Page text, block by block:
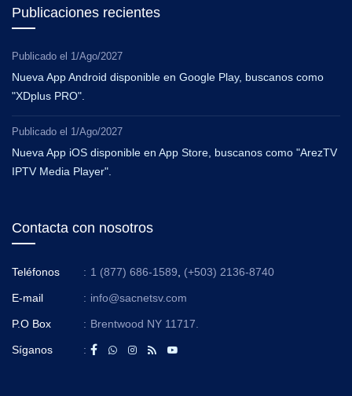
Publicaciones recientes
Publicado el 1/Ago/2027
Nueva App Android disponible en Google Play, buscanos como
"XDplus PRO".
Publicado el 1/Ago/2027
Nueva App iOS disponible en App Store, buscanos como "ArezTV
IPTV Media Player".
Contacta con nosotros
Teléfonos : 1 (877) 686-1589 (+503) 2136-8740
E-mail : info@sacnetsv.com
P.O Box : Brentwood NY 11717.
Síganos :